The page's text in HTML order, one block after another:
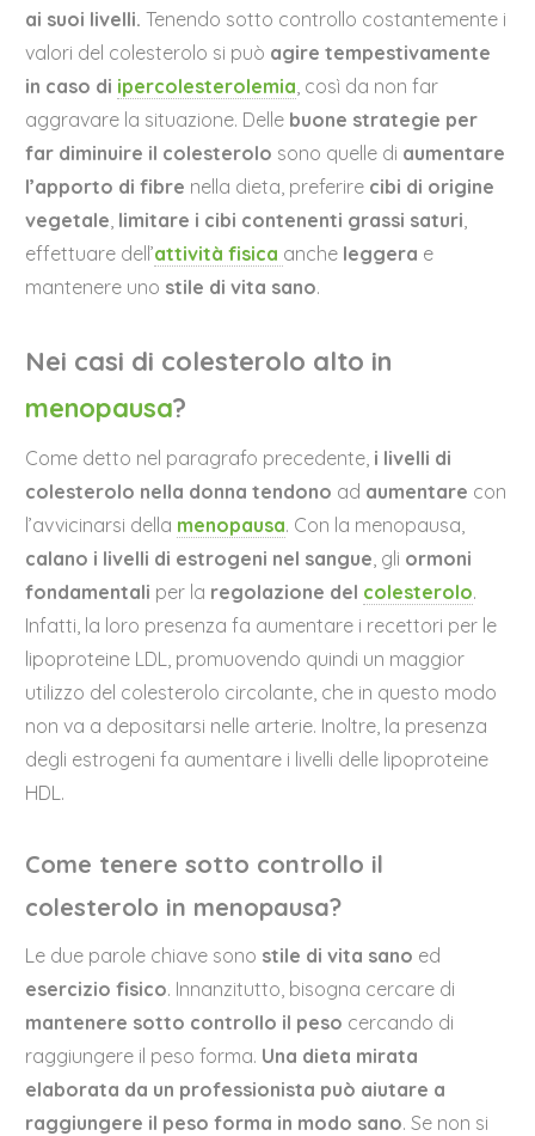
ai suoi livelli. Tenendo sotto controllo costantemente i
valori del colesterolo si può agire tempestivamente
in caso di ipercolesterolemia, così da non far
aggravare la situazione. Delle buone strategie per
far diminuire il colesterolo sono quelle di aumentare
l’apporto di fibre nella dieta, preferire cibi di origine
vegetale, limitare i cibi contenenti grassi saturi,
effettuare dell’attività fisica anche leggera e
mantenere uno stile di vita sano.
Nei casi di colesterolo alto in
menopausa?
Come detto nel paragrafo precedente, i livelli di
colesterolo nella donna tendono ad aumentare con
l’avvicinarsi della menopausa. Con la menopausa,
calano i livelli di estrogeni nel sangue , gli ormoni
fondamentali per la regolazione del colesterolo.
Infatti, la loro presenza fa aumentare i recettori per le
lipoproteine LDL, promuovendo quindi un maggior
utilizzo del colesterolo circolante, che in questo modo
non va a depositarsi nelle arterie. Inoltre, la presenza
degli estrogeni fa aumentare i livelli delle lipoproteine
HDL.
Come tenere sotto controllo il
colesterolo in menopausa?
Le due parole chiave sono stile di vita sano ed
esercizio fisico. Innanzitutto, bisogna cercare di
mantenere sotto controllo il peso cercando di
raggiungere il peso forma. Una dieta mirata
elaborata da un professionista può aiutare a
raggiungere il peso forma in modo sano. Se non si